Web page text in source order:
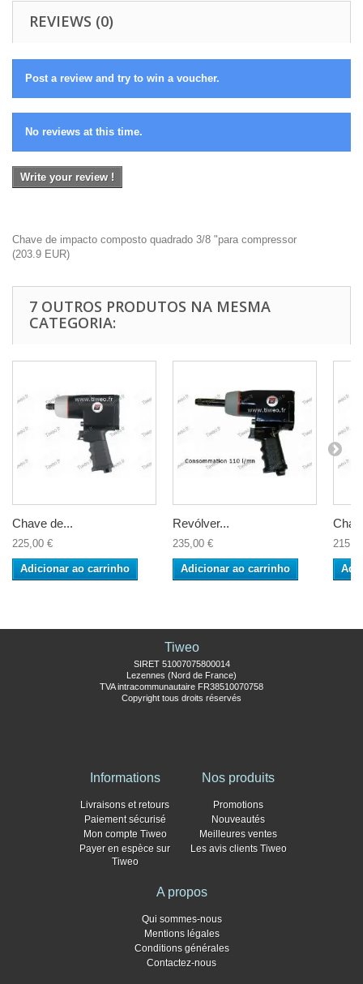
REVIEWS (0)
Post a review and try to win a voucher.
No reviews at this time.
Write your review !
Chave de impacto composto quadrado 3/8 "para compressor
(203.9 EUR)
7 OUTROS PRODUTOS NA MESMA
CATEGORIA:
Chave de...
225,00 €
Adicionar ao carrinho
Revólver...
235,00 €
Adicionar ao carrinho
Tiweo
SIRET 51007075800014
Lezennes (Nord de France)
TVA intracommunautaire FR38510070758
Copyright tous droits réservés
Informations
Livraisons et retours
Paiement sécurisé
Mon compte Tiweo
Payer en espèce sur
Tiweo
Nos produits
Promotions
Nouveautés
Meilleures ventes
Les avis clients Tiweo
A propos
Qui sommes-nous
Mentions légales
Conditions générales
Contactez-nous